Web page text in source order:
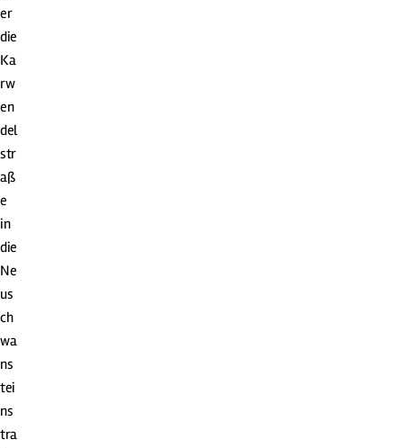
er
die
Ka
rw
en
del
str
aß
e
in
die
Ne
us
ch
wa
ns
tei
ns
tra